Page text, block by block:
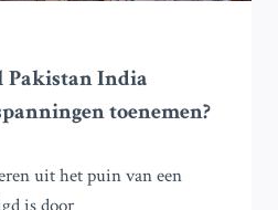
Pakistan India
toenemen?
uit het puin van een